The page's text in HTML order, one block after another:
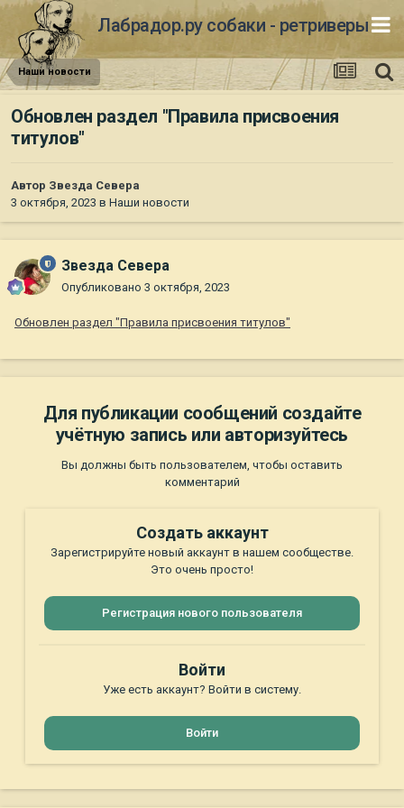
Лабрадор.ру собаки - ретриверы
Наши новости
Обновлен раздел "Правила присвоения
титулов"
Автор Звезда Севера
3 октября, 2023 в Наши новости
Звезда Севера
Опубликовано 3 октября, 2023
Обновлен раздел "Правила присвоения титулов"
Для публикации сообщений создайте
учётную запись или авторизуйтесь
Вы должны быть пользователем, чтобы оставить
комментарий
Создать аккаунт
Зарегистрируйте новый аккаунт в нашем сообществе.
Это очень просто!
Регистрация нового пользователя
Войти
Уже есть аккаунт? Войти в систему.
Войти